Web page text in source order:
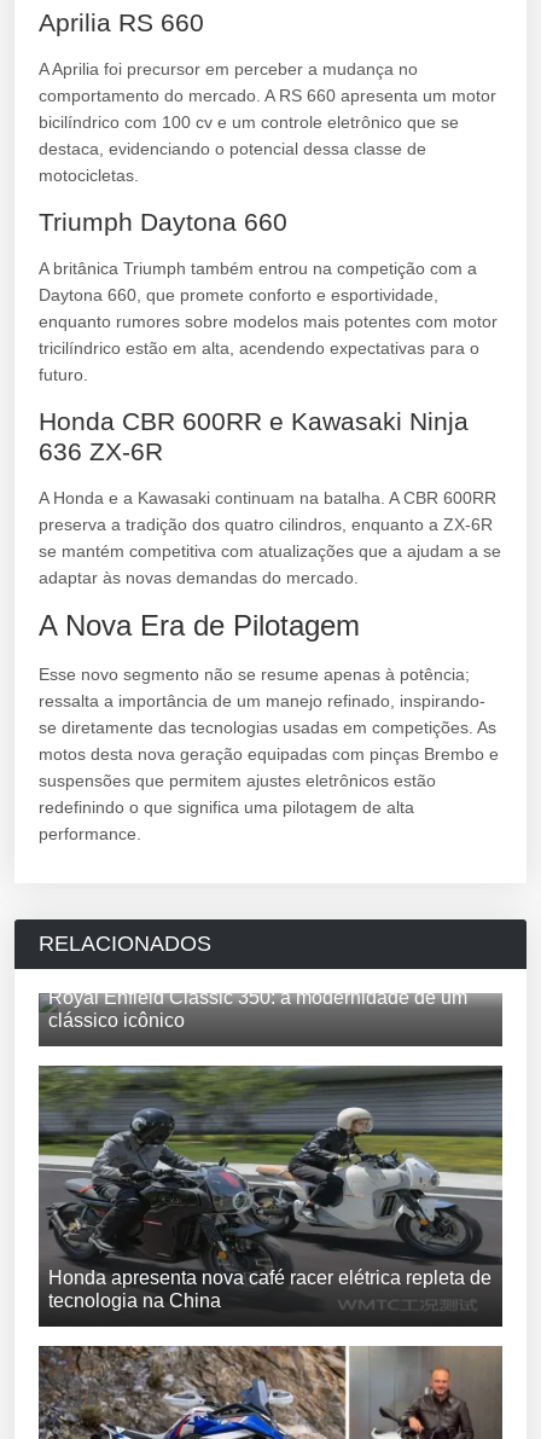
Aprilia RS 660
A Aprilia foi precursor em perceber a mudança no
comportamento do mercado. A RS 660 apresenta um motor
bicilíndrico com 100 cv e um controle eletrônico que se
destaca, evidenciando o potencial dessa classe de
motocicletas.
Triumph Daytona 660
A britânica Triumph também entrou na competição com a
Daytona 660, que promete conforto e esportividade,
enquanto rumores sobre modelos mais potentes com motor
tricilíndrico estão em alta, acendendo expectativas para o
futuro.
Honda CBR 600RR e Kawasaki Ninja
636 ZX-6R
A Honda e a Kawasaki continuam na batalha. A CBR 600RR
preserva a tradição dos quatro cilindros, enquanto a ZX-6R
se mantém competitiva com atualizações que a ajudam a se
adaptar às novas demandas do mercado.
A Nova Era de Pilotagem
Esse novo segmento não se resume apenas à potência;
ressalta a importância de um manejo refinado, inspirando-
se diretamente das tecnologias usadas em competições. As
motos desta nova geração equipadas com pinças Brembo e
suspensões que permitem ajustes eletrônicos estão
redefinindo o que significa uma pilotagem de alta
performance.
RELACIONADOS
Royal Enfield Classic 350: a modernidade de um
clássico icônico
Honda apresenta nova café racer elétrica repleta de
tecnologia na China